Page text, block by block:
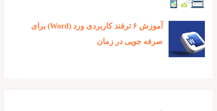
آموزش ۶ ترفند کاربردی ورد (Word) برای
صرفه جویی در زمان